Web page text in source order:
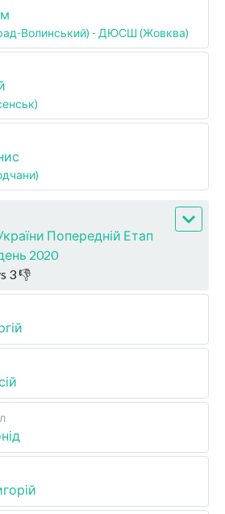
Волинський) - ДЮСШ (Жовква)
Попередній Етап
2020
3👎